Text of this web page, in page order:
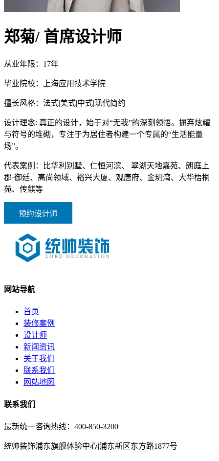
郑菊/ 首席设计师
从业年限： 17年
毕业院校： 上海应用技术学院
擅长风格： 法式|美式|中式|现代简约
设计理念: 真正的设计，始于对“无我”的深刻领悟。摒弃炫耀
与符号的堆砌，专注于为居住者构建一个专属的“生活能量
场”。
代表案例：
比华利别墅、仁恒河滨、 翠湖天地嘉苑、朗庭上
郡·御廷、高尚领域、裕兴大厦、观唐府、金玥湾、大华梧桐
苑、传麒等
预约设计师
网站导航
首页
装修案例
设计师
新闻资讯
关于我们
联系我们
网站地图
联系我们
最新统一咨询热线：400-850-3200
统帅装饰浦东旗舰体验中心|浦东新区东方路1877号